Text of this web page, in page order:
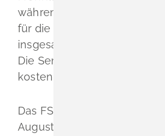
während des FSJ durch den
für die Freiwilligen eine
insgesamt 25 Seminartagen
Die Seminartage sind für die
kostenlos.
Das FSJ beginnt
August oder am 1.